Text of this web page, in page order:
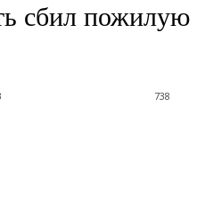
сбил пожилую
738